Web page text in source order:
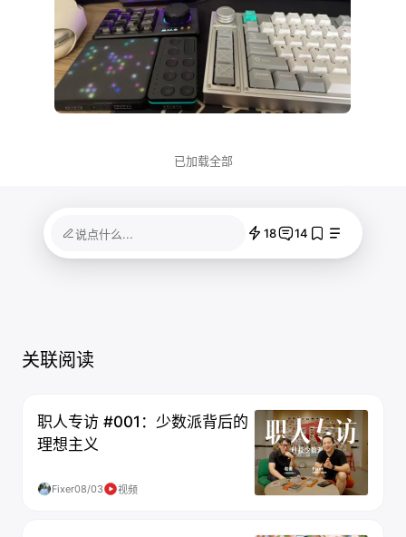
已加载全部
说点什么... 18 14
关联阅读
职人专访 #001：少数派背后的
理想主义
Fixer08/03 视频